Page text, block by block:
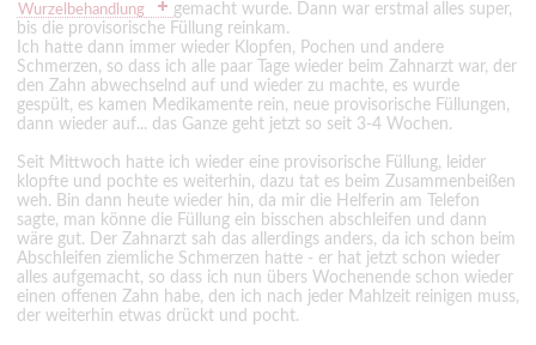
Wurzelbehandlung
gemacht wurde. Dann war erstmal alles super,
bis die provisorische Füllung reinkam.
Ich hatte dann immer wieder Klopfen, Pochen und andere
Schmerzen, so dass ich alle paar Tage wieder beim Zahnarzt war, der
den Zahn abwechselnd auf und wieder zu machte, es wurde
gespült, es kamen Medikamente rein, neue provisorische Füllungen,
dann wieder auf... das Ganze geht jetzt so seit 3-4 Wochen.
Seit Mittwoch hatte ich wieder eine provisorische Füllung, leider
klopfte und pochte es weiterhin, dazu tat es beim Zusammenbeißen
weh. Bin dann heute wieder hin, da mir die Helferin am Telefon
sagte, man könne die Füllung ein bisschen abschleifen und dann
wäre gut. Der Zahnarzt sah das allerdings anders, da ich schon beim
Abschleifen ziemliche Schmerzen hatte - er hat jetzt schon wieder
alles aufgemacht, so dass ich nun übers Wochenende schon wieder
einen offenen Zahn habe, den ich nach jeder Mahlzeit reinigen muss,
der weiterhin etwas drückt und pocht.